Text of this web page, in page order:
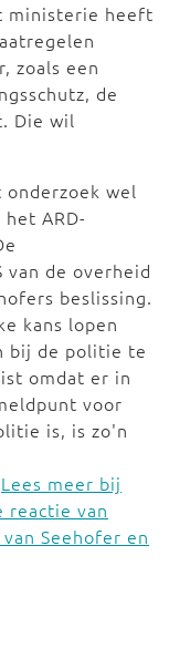
ministerie heeft
zoals een
de
Die wil
wel
ARD-
de overheid
beslissing.
kans lopen
bij de politie te
omdat er in
voor
is, is zo'n
Lees meer bij
reactie van
Seehofer en